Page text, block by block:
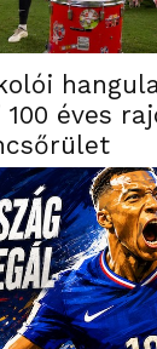
100 éves